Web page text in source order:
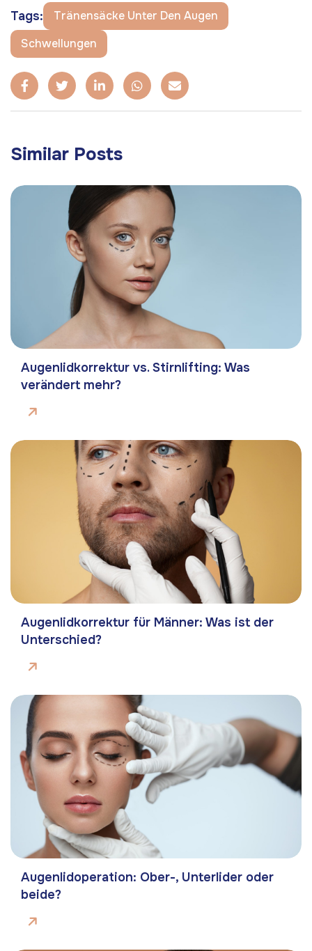
Tags:
Tränensäcke Unter Den Augen
Schwellungen
Similar Posts
Augenlidkorrektur vs. Stirnlifting: Was
verändert mehr?
Augenlidkorrektur für Männer: Was ist der
Unterschied?
Augenlidoperation: Ober-, Unterlider oder
beide?